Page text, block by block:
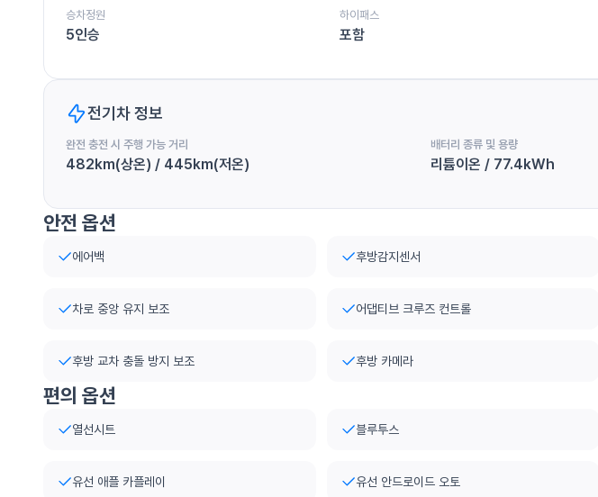
승차정원
5인승
하이패스
포함
전기차 정보
완전 충전 시 주행 가능 거리
482km(상온) / 445km(저온)
배터리 종류 및 용량
리튬이온 / 77.4kWh
안전 옵션
에어백 후방감지센서
차로 중앙 유지 보조 어댑티브 크루즈 컨트롤
후방 교차 충돌 방지 보조 후방 카메라
편의 옵션
열선시트 블루투스
유선 애플 카플레이 유선 안드로이드 오토